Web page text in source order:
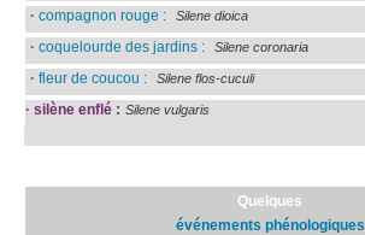
· compagnon rouge : Silene dioica
· coquelourde des jardins : Silene coronaria
· fleur de coucou : Silene flos-cuculi
· silène enflé : Silene vulgaris
Quelques
événements phénologiques